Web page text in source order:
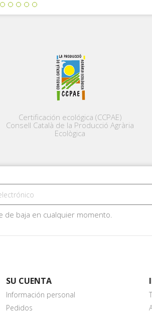
Certificación ecológica (CCPAE)
Consell Català de la Producció Agrària
Ecològica
de baja en cualquier momento.
SU CUENTA
Información personal
Pedidos